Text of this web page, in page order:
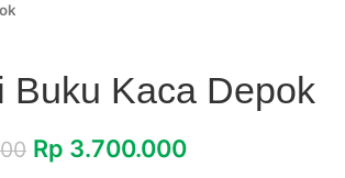
Buku Kaca Depok
Rp 3.700.000